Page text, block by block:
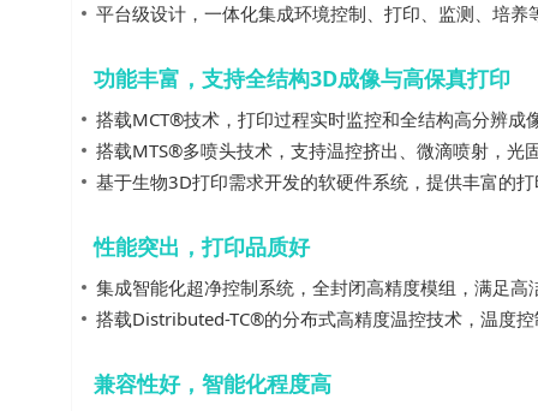
平台级设计，一体化集成环境控制、打印、监测、培
功能丰富，支持全结构3D成像与高保真打印
搭载MCT®️技术，打印过程实时监控和全结构高分辨
搭载MTS®️多喷头技术，支持温控挤出、微滴喷射，光
基于生物3D打印需求开发的软硬件系统，提供丰富的
性能突出，打印品质好
集成智能化超净控制系统，全封闭高精度模组，满足高
搭载Distributed-TC®️的分布式高精度温控技术，温度
兼容性好，智能化程度高